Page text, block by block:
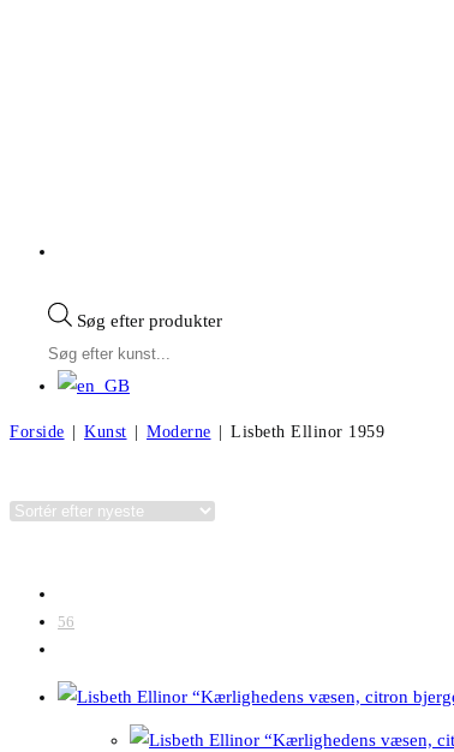
Søg efter produkter
Forside | Kunst | Moderne | Lisbeth Ellinor 1959
56